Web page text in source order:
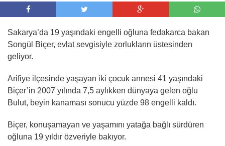
Sakarya’da 19 yaşındaki engelli oğluna fedakarca bakan
Songül Biçer, evlat sevgisiyle zorlukların üstesinden
geliyor.
Arifiye ilçesinde yaşayan iki çocuk annesi 41 yaşındaki
Biçer’in 2007 yılında 7,5 aylıkken dünyaya gelen oğlu
Bulut, beyin kanaması sonucu yüzde 98 engelli kaldı.
Biçer, konuşamayan ve yaşamını yatağa bağlı sürdüren
oğluna 19 yıldır özveriyle bakıyor.